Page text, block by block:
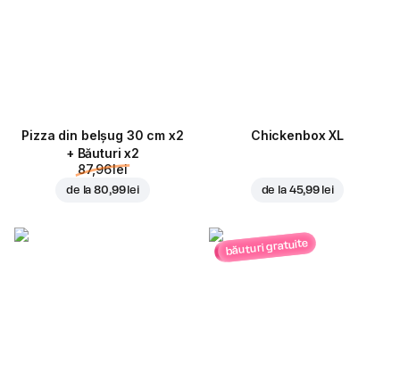
Pizza din belșug 30 cm x2
+ Băuturi x2
87,96 lei
de la80,99 lei
Chickenbox XL
de la 45,99 lei
băuturi gratuite